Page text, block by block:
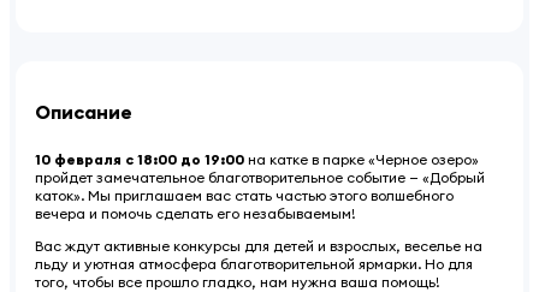
Описание
10 февраля с 18:00 до 19:00 на катке в парке «Черное озеро»
пройдет замечательное благотворительное событие — «Добрый
каток». Мы приглашаем вас стать частью этого волшебного
вечера и помочь сделать его незабываемым!
Вас ждут активные конкурсы для детей и взрослых, веселье на
льду и уютная атмосфера благотворительной ярмарки. Но для
того, чтобы все прошло гладко, нам нужна ваша помощь!